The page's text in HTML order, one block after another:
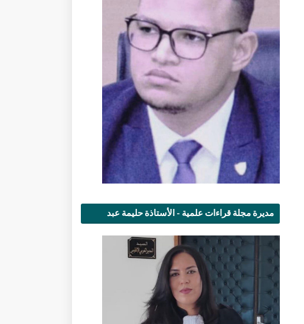
مديرة مجلة قراءات علمية - الأستاذة حليمة عبد